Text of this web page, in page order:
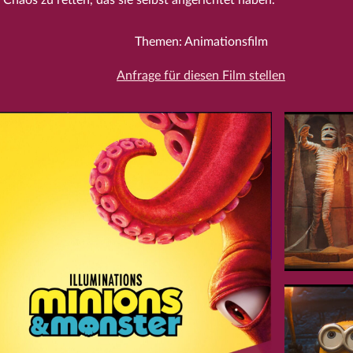
Themen: Animationsfilm
Anfrage für diesen Film stellen